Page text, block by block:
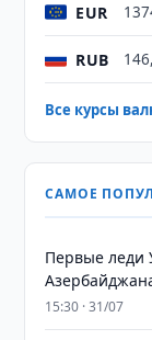
EUR
RUB
Все курсы
САМОЕ
Первые леди
15:30 · 31/07